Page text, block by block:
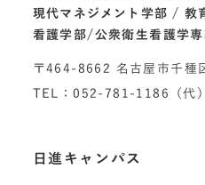
現代マネジメント学部
教
看護学部/公衆衛生看護学専
〒464-8662 名古屋市千種
TEL：052-781-1186（代）
日進キャンパス